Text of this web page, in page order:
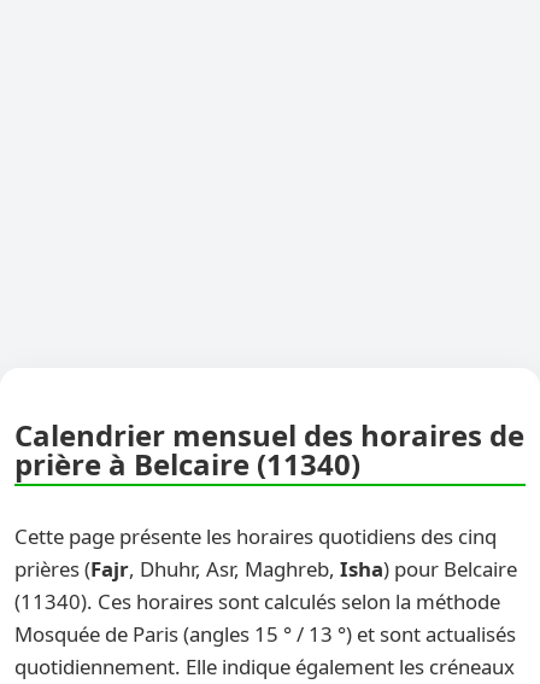
Calendrier mensuel des horaires de
prière à Belcaire (11340)
Cette page présente les horaires quotidiens des cinq
prières (Fajr, Dhuhr, Asr, Maghreb, Isha) pour Belcaire
(11340). Ces horaires sont calculés selon la méthode
Mosquée de Paris (angles 15 ° / 13 °) et sont actualisés
quotidiennement. Elle indique également les créneaux